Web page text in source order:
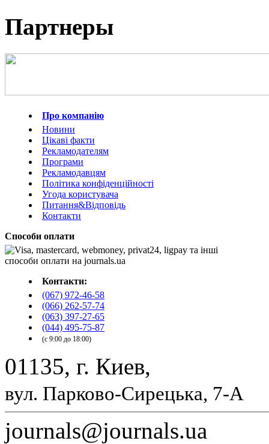
Партнеры
Про компанію
Новини
Цікаві факти
Рекламодателям
Програми
Рекламодавцям
Політика конфіденційності
Угода користувача
Питання&Відповідь
Контакти
Способи оплати
Контакти:
(067) 972-46-58
(066) 262-57-74
(063) 397-27-65
(044) 495-75-87
(с 9:00 до 18:00)
01135, г. Киев,
вул. Парково-Сирецька, 7-А
journals@journals.ua